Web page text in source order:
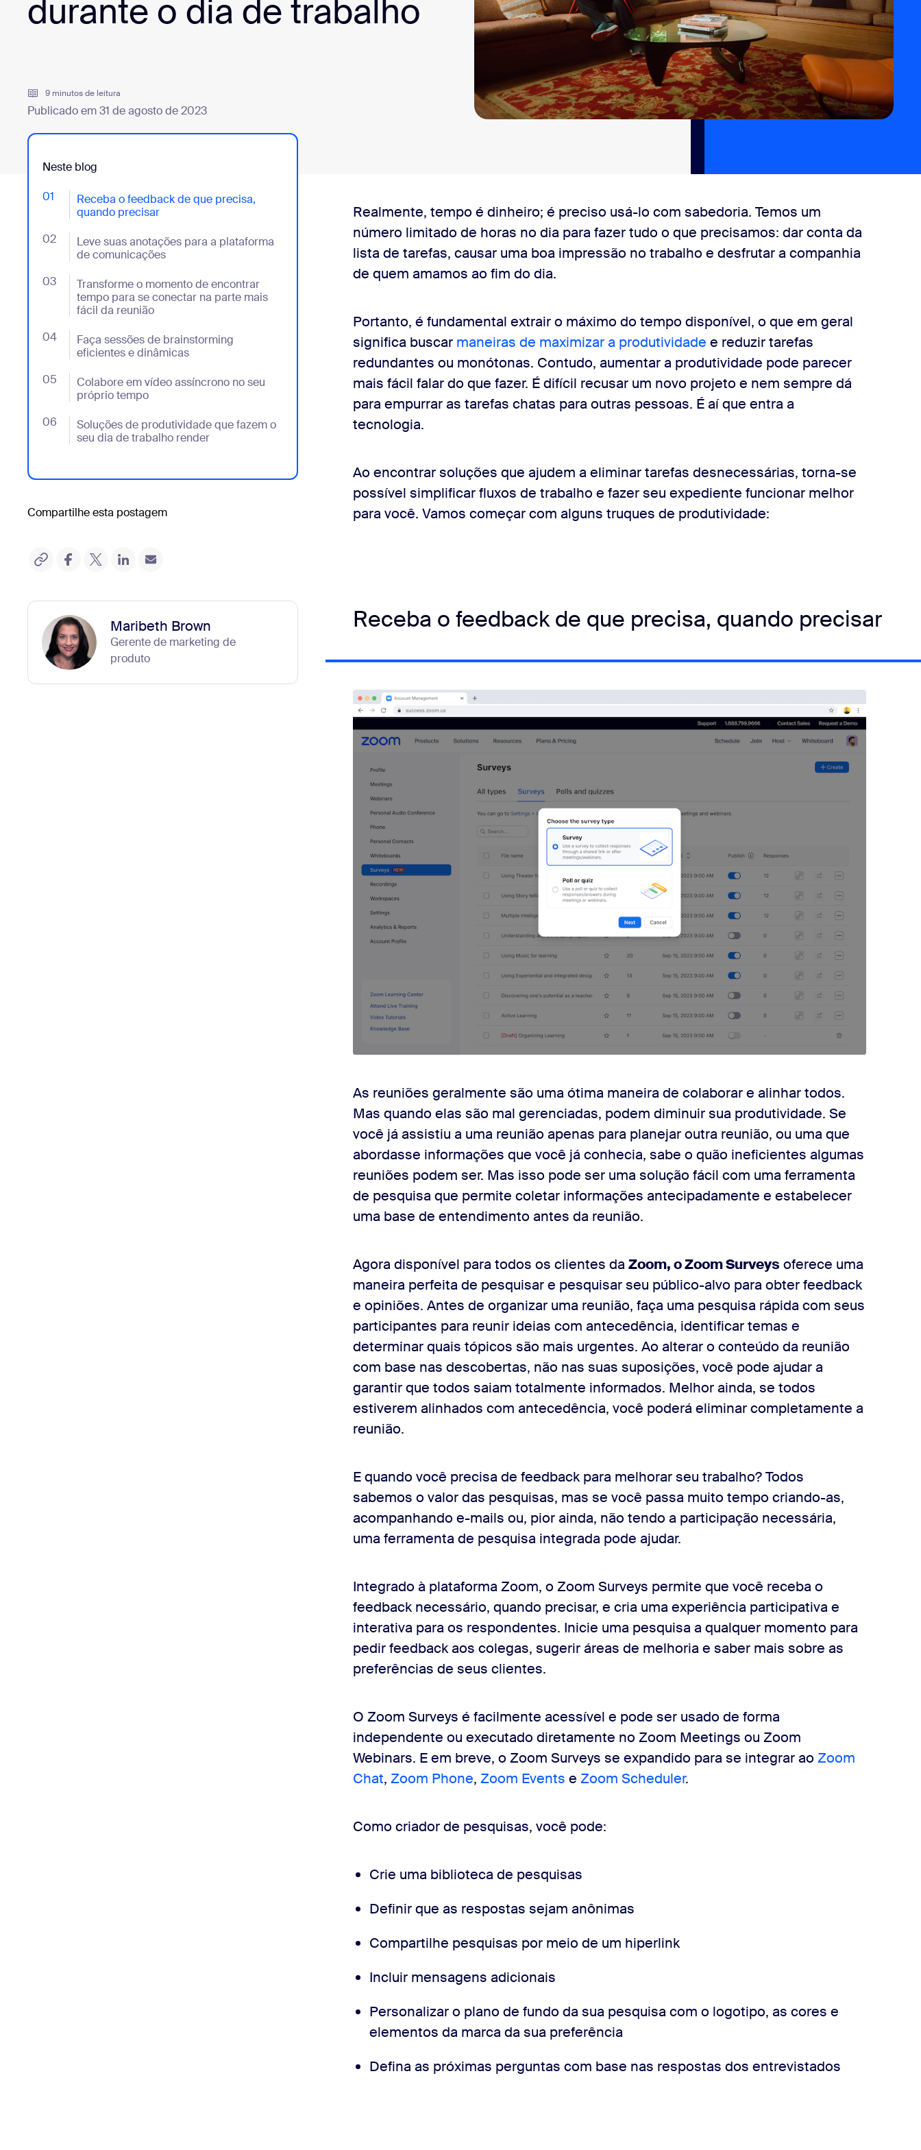
Bonsai
Central de downloads+1.888.799.9666
durante o dia de trabalho
9 minutos de leitura
Publicado em 31 de agosto de 2023
Neste blog
01
Receba o feedback de que precisa,
quando precisar
- Jumplink to Receba o feedback de que precisa, quando precisar
02
Leve suas anotações para a plataforma
de comunicações
- Jumplink to Leve suas anotações para a plataforma de comunicações
03
Transforme o momento de encontrar
tempo para se conectar na parte mais
fácil da reunião
- Jumplink to Transforme o momento de encontrar tempo para se conectar na parte mais fácil da reunião
04
Faça sessões de brainstorming
eficientes e dinâmicas
- Jumplink to Faça sessões de brainstorming eficientes e dinâmicas
05
Colabore em vídeo assíncrono no seu
próprio tempo
- Jumplink to Colabore em vídeo assíncrono no seu próprio tempo
06
Soluções de produtividade que fazem o
seu dia de trabalho render
- Jumplink to Soluções de produtividade que fazem o seu dia de trabalho render
Compartilhe esta postagem
Maribeth Brown
Gerente de marketing de
produto
Realmente, tempo é dinheiro; é preciso usá-lo com sabedoria. Temos um
número limitado de horas no dia para fazer tudo o que precisamos: dar conta da
lista de tarefas, causar uma boa impressão no trabalho e desfrutar a companhia
de quem amamos ao fim do dia.
Portanto, é fundamental extrair o máximo do tempo disponível, o que em geral
significa buscar maneiras de maximizar a produtividade e reduzir tarefas
redundantes ou monótonas. Contudo, aumentar a produtividade pode parecer
mais fácil falar do que fazer. É difícil recusar um novo projeto e nem sempre dá
para empurrar as tarefas chatas para outras pessoas. É aí que entra a
tecnologia.
Ao encontrar soluções que ajudem a eliminar tarefas desnecessárias, torna-se
possível simplificar fluxos de trabalho e fazer seu expediente funcionar melhor
para você. Vamos começar com alguns truques de produtividade:
Receba o feedback de que precisa, quando precisar
As reuniões geralmente são uma ótima maneira de colaborar e alinhar todos.
Mas quando elas são mal gerenciadas, podem diminuir sua produtividade. Se
você já assistiu a uma reunião apenas para planejar outra reunião, ou uma que
abordasse informações que você já conhecia, sabe o quão ineficientes algumas
reuniões podem ser. Mas isso pode ser uma solução fácil com uma ferramenta
de pesquisa que permite coletar informações antecipadamente e estabelecer
uma base de entendimento antes da reunião.
Agora disponível para todos os clientes da Zoom, o Zoom Surveys oferece uma
maneira perfeita de pesquisar e pesquisar seu público-alvo para obter feedback
e opiniões. Antes de organizar uma reunião, faça uma pesquisa rápida com seus
participantes para reunir ideias com antecedência, identificar temas e
determinar quais tópicos são mais urgentes. Ao alterar o conteúdo da reunião
com base nas descobertas, não nas suas suposições, você pode ajudar a
garantir que todos saiam totalmente informados. Melhor ainda, se todos
estiverem alinhados com antecedência, você poderá eliminar completamente a
reunião.
E quando você precisa de feedback para melhorar seu trabalho? Todos
sabemos o valor das pesquisas, mas se você passa muito tempo criando-as,
acompanhando e-mails ou, pior ainda, não tendo a participação necessária,
uma ferramenta de pesquisa integrada pode ajudar.
Integrado à plataforma Zoom, o Zoom Surveys permite que você receba o
feedback necessário, quando precisar, e cria uma experiência participativa e
interativa para os respondentes. Inicie uma pesquisa a qualquer momento para
pedir feedback aos colegas, sugerir áreas de melhoria e saber mais sobre as
preferências de seus clientes.
O Zoom Surveys é facilmente acessível e pode ser usado de forma
independente ou executado diretamente no Zoom Meetings ou Zoom
Webinars. E em breve, o Zoom Surveys se expandido para se integrar ao Zoom
Chat, Zoom Phone, Zoom Events e Zoom Scheduler.
Como criador de pesquisas, você pode:
Crie uma biblioteca de pesquisas
Definir que as respostas sejam anônimas
Compartilhe pesquisas por meio de um hiperlink
Incluir mensagens adicionais
Personalizar o plano de fundo da sua pesquisa com o logotipo, as cores e
elementos da marca da sua preferência
Defina as próximas perguntas com base nas respostas dos entrevistados